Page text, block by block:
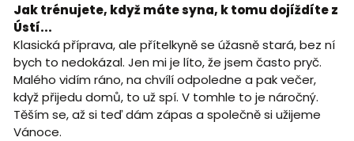
Jak trénujete, když máte syna, k tomu dojíždíte z
Ústí...
Klasická příprava, ale přítelkyně se úžasně stará, bez ní
bych to nedokázal. Jen mi je líto, že jsem často pryč.
Malého vidím ráno, na chvílí odpoledne a pak večer,
když přijedu domů, to už spí. V tomhle to je náročný.
Těším se, až si teď dám zápas a společně si užijeme
Vánoce.